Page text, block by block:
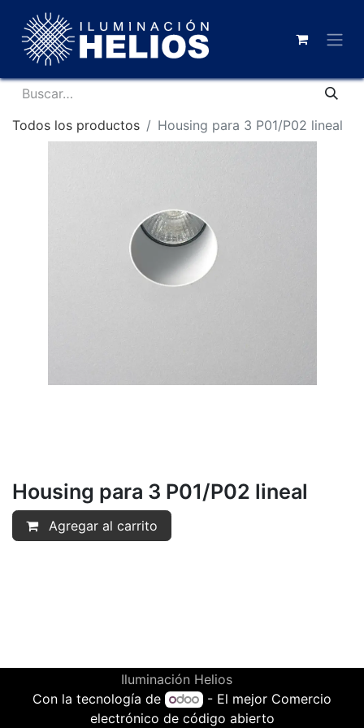
Todos los productos Housing para 3 P01/P02 lineal
Housing para 3 P01/P02 lineal
Agregar al carrito
Iluminación Helios
Con la tecnología de
- El mejor Comercio
electrónico de código abierto